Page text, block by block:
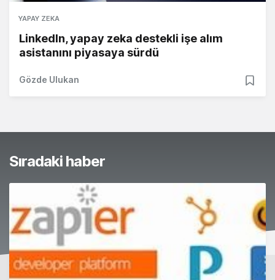
YAPAY ZEKA
LinkedIn, yapay zeka destekli işe alım
asistanını piyasaya sürdü
Gözde Ulukan
Sıradaki haber